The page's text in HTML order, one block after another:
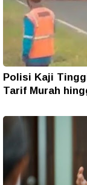
Polisi Kaji
Tarif Murah